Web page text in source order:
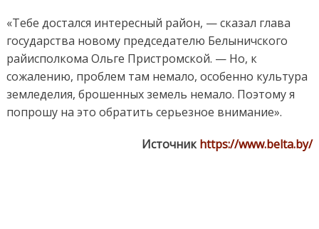
«Тебе достался интересный район, — сказал глава
государства новому председателю Белыничского
райисполкома Ольге Пристромской. — Но, к
сожалению, проблем там немало, особенно культура
земледелия, брошенных земель немало. Поэтому я
попрошу на это обратить серьезное внимание».
Источникhttps://www.belta.by/